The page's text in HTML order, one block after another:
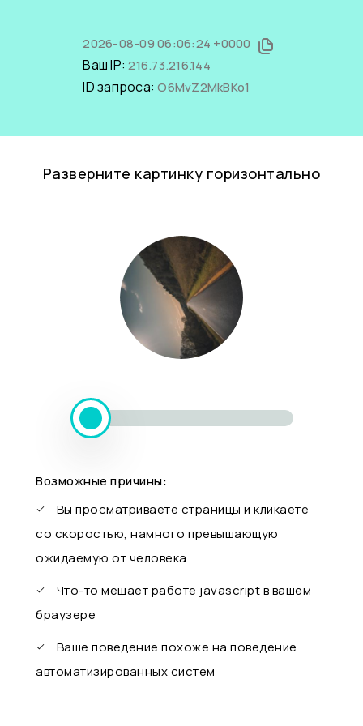
2026-08-09 06:06:24 +0000
Ваш IP:216.73.216.144
ID запроса:O6MvZ2MkBKo1
Разверните картинку горизонтально
Возможные причины:
Вы просматриваете страницы и кликаете
со скоростью, намного превышающую
ожидаемую от человека
Что-то мешает работе javascript в вашем
браузере
Ваше поведение похоже на поведение
автоматизированных систем